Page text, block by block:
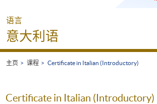
语言
意大利语
主页 课程 Certificate in Italian (Introductory)
Certificate in Italian (Introductory)